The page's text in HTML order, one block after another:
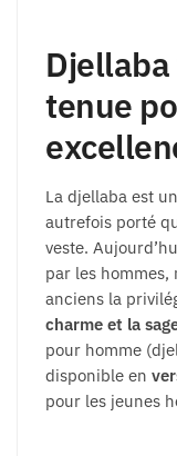
tenue
La djellaba est un
autrefois porté
veste.
par les hommes,
anciens la
charme et la
pour homme
disponible en
pour les jeunes